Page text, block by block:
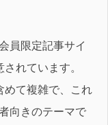
員限定記事サイ
れています。
めて複雑で、これ
向きのテーマで